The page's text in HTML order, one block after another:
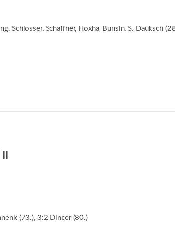
Schlosser, Schaffner, Hoxha, Bunsin, S. Dauksch
(73.), 3:2 Dincer (80.)